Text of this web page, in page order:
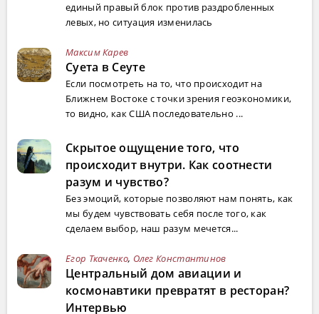
единый правый блок против раздробленных
левых, но ситуация изменилась
Максим Карев
Суета в Сеуте
Если посмотреть на то, что происходит на
Ближнем Востоке с точки зрения геоэкономики,
то видно, как США последовательно ...
Скрытое ощущение того, что
происходит внутри. Как соотнести
разум и чувство?
Без эмоций, которые позволяют нам понять, как
мы будем чувствовать себя после того, как
сделаем выбор, наш разум мечется...
Егор Ткаченко, Олег Константинов
Центральный дом авиации и
космонавтики превратят в ресторан?
Интервью